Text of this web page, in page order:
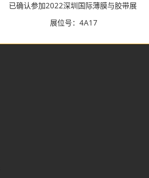
已确认参加2022深圳国际薄膜与胶带展
展位号：4A17